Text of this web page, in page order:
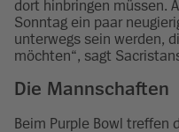
dort hinbringen müssen.
Sonntag ein paar
unterwegs sein werden,
möchten“, sagt
Die Mannschaften
Beim Purple Bowl treffen